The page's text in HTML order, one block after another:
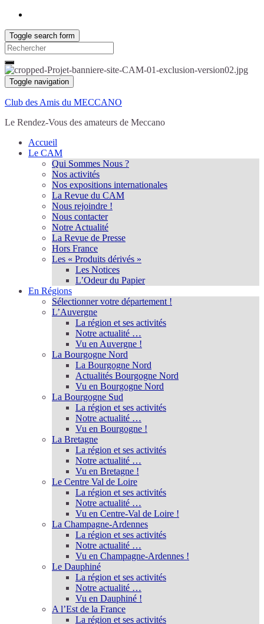
Toggle search form
Search
for:
Toggle navigation
Club des Amis du MECCANO
Le Rendez-Vous des amateurs de Meccano
Accueil
Le CAM
Qui Sommes Nous ?
Nos activités
Nos expositions internationales
La Revue du CAM
Nous rejoindre !
Nous contacter
Notre Actualité
La Revue de Presse
Hors France
Les « Produits dérivés »
Les Notices
L’Odeur du Papier
En Régions
Sélectionner votre département !
L’Auvergne
La région et ses activités
Notre actualité …
Vu en Auvergne !
La Bourgogne Nord
La Bourgogne Nord
Actualités Bourgogne Nord
Vu en Bourgogne Nord
La Bourgogne Sud
La région et ses activités
Notre actualité …
Vu en Bourgogne !
La Bretagne
La région et ses activités
Notre actualité …
Vu en Bretagne !
Le Centre Val de Loire
La région et ses activités
Notre actualité …
Vu en Centre-Val de Loire !
La Champagne-Ardennes
La région et ses activités
Notre actualité …
Vu en Champagne-Ardennes !
Le Dauphiné
La région et ses activités
Notre actualité …
Vu en Dauphiné !
A l’Est de la France
La région et ses activités